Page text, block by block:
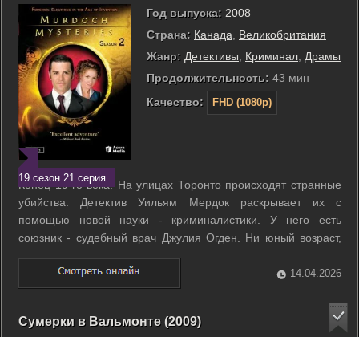
19 сезон 21 серия
Год выпуска: 2008
Страна: Канада
Великобритания
Жанр: Детективы Криминал Драмы
Продолжительность: 43 мин
Качество:
FHD (1080p)
Конец 19-го века. На улицах Торонто происходят странные
убийства. Детектив Уильям Мердок раскрывает их с
помощью новой науки - криминалистики. У него есть
союзник - судебный врач Джулия Огден. Ни юный возраст,
ни хорошее воспитание, ни пышные юбки не мешают ей
вскрывать трупы и проводить экспертизы. ...
14.04.2026
Сумерки в Вальмонте (2009)